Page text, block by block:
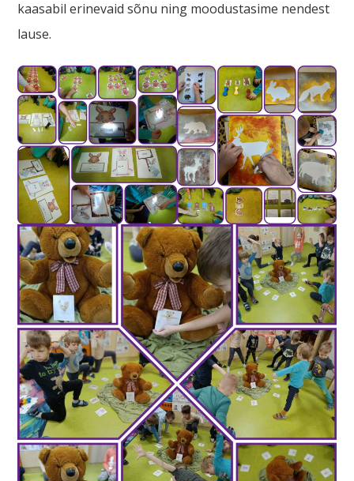
kaasabil erinevaid sõnu ning moodustasime nendest
lause.